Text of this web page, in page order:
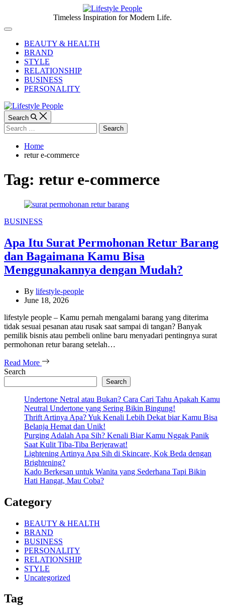
content
People
Timeless Inspiration for Modern Life.
Off
CanvasBEAUTY & HEALTH
BRAND
STYLE
RELATIONSHIP
BUSINESS
PERSONALITY
Search
Search
for:
Home
retur e-commerce
Tag: retur e-commerce
Categories
BUSINESS
Apa Itu Surat Permohonan Retur Barang
dan Bagaimana Kamu Bisa
Menggunakannya dengan Mudah?
By lifestyle-people
June 18, 2026
lifestyle people – Kamu pernah mengalami barang yang diterima
tidak sesuai pesanan atau rusak saat sampai di tangan? Banyak
pemilik bisnis atau pembeli online baru menyadari pentingnya surat
permohonan retur barang setelah…
Read More
Search
Search
Undertone Netral atau Bukan? Cara Cari Tahu Apakah Kamu
Neutral Undertone yang Sering Bikin Bingung!
Thrift Artinya Apa? Yuk Kenali Lebih Dekat biar Kamu Bisa
Belanja Hemat dan Unik!
Purging Adalah Apa Sih? Kenali Biar Kamu Nggak Panik
Saat Kulit Tiba-Tiba Berjerawat!
Lightening Artinya Apa Sih di Skincare, Kok Beda dengan
Brightening?
Kado Berkesan untuk Wanita yang Sederhana Tapi Bikin
Hati Hangat, Mau Coba?
Category
BEAUTY & HEALTH
BRAND
BUSINESS
PERSONALITY
RELATIONSHIP
STYLE
Uncategorized
Tag